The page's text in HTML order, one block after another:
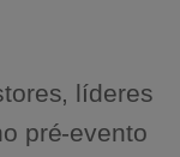
líderes
pré-evento